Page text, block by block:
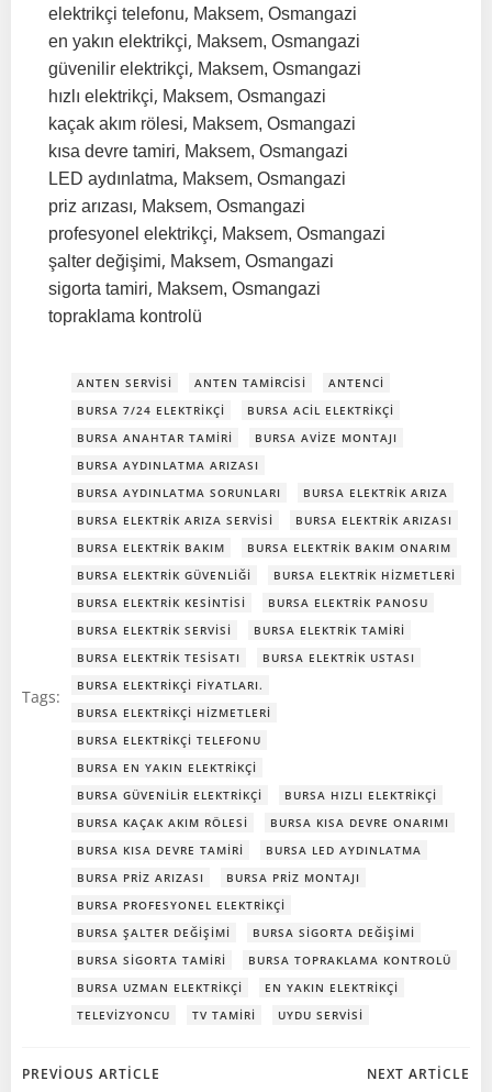
elektrikçi telefonu, Maksem, Osmangazi
en yakın elektrikçi, Maksem, Osmangazi
güvenilir elektrikçi, Maksem, Osmangazi
hızlı elektrikçi, Maksem, Osmangazi
kaçak akım rölesi, Maksem, Osmangazi
kısa devre tamiri, Maksem, Osmangazi
LED aydınlatma, Maksem, Osmangazi
priz arızası, Maksem, Osmangazi
profesyonel elektrikçi, Maksem, Osmangazi
şalter değişimi, Maksem, Osmangazi
sigorta tamiri, Maksem, Osmangazi
topraklama kontrolü
Tags:
ANTEN SERVISI ANTEN TAMIRCISI
ANTENCI
BURSA 7/24 ELEKTRIKÇI
BURSA ACIL ELEKTRIKÇI
BURSA ANAHTAR TAMIRI
BURSA AVIZE MONTAJI
BURSA AYDINLATMA ARIZASI
BURSA AYDINLATMA SORUNLARI
BURSA ELEKTRIK ARIZA
BURSA ELEKTRIK ARIZA SERVISI
BURSA ELEKTRIK ARIZASI
BURSA ELEKTRIK BAKIM
BURSA ELEKTRIK BAKIM ONARIM
BURSA ELEKTRIK GÜVENLIĞI
BURSA ELEKTRIK HIZMETLERI
BURSA ELEKTRIK KESINTISI
BURSA ELEKTRIK PANOSU
BURSA ELEKTRIK SERVISI
BURSA ELEKTRIK TAMIRI
BURSA ELEKTRIK TESISATI
BURSA ELEKTRIK USTASI
BURSA ELEKTRIKÇI FIYATLARI.
BURSA ELEKTRIKÇI HIZMETLERI
BURSA ELEKTRIKÇI TELEFONU
BURSA EN YAKIN ELEKTRIKÇI
BURSA GÜVENILIR ELEKTRIKÇI
BURSA HIZLI ELEKTRIKÇI
BURSA KAÇAK AKIM RÖLESI
BURSA KISA DEVRE ONARIMI
BURSA KISA DEVRE TAMIRI
BURSA LED AYDINLATMA
BURSA PRIZ ARIZASI
BURSA PRIZ MONTAJI
BURSA PROFESYONEL ELEKTRIKÇI
BURSA ŞALTER DEĞIŞIMI
BURSA SIGORTA DEĞIŞIMI
BURSA SIGORTA TAMIRI
BURSA TOPRAKLAMA KONTROLÜ
BURSA UZMAN ELEKTRIKÇI
EN YAKIN ELEKTRIKÇI
TELEVIZYONCU
TV TAMIRI UYDU SERVISI
PREVIOUS ARTICLE NEXT ARTICLE